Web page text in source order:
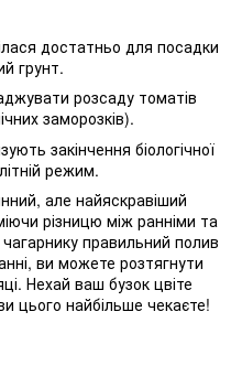
достатньо для посадки
грунт.
розсаду томатів
заморозків).
закінчення біологічної
режим.
але найяскравіший
різницю між ранніми та
правильний полив
ви можете розтягнути
Нехай ваш бузок цвіте
цього найбільше чекаєте!